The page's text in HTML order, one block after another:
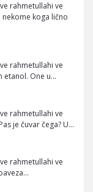
rahmetullahi ve
koga lično
rahmetullahi ve
etanol. One u…
rahmetullahi ve
je čuvar čega? U…
rahmetullahi ve